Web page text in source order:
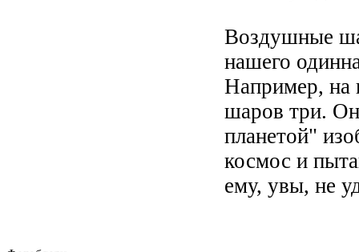
Воздушные
нашего
Например, на
шаров три.
планетой"
космос и
ему, увы, не